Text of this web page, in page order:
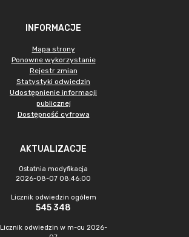
INFORMACJE
Mapa strony
Ponowne wykorzystanie
Rejestr zmian
Statystyki odwiedzin
Udostępnienie informacji
publicznej
Dostępność cyfrowa
AKTUALIZACJE
Ostatnia modyfikacja
2026-08-07 08:46:00
Licznik odwiedzin ogółem
545 348
Licznik odwiedzin w m-cu 2026-